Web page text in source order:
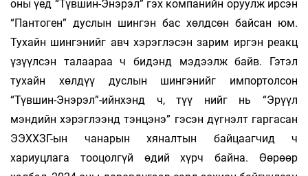
оны үед “Түвшин-Энэрэл” гэх компанийн оруулж ирсэн
“Пантоген” дуслын шингэн бас хөлдсөн байсан юм.
Тухайн шингэнийг авч хэрэглэсэн зарим иргэн реакц
үзүүлсэн талаараа ч бидэнд мэдээлж байв. Гэтэл
тухайн хөлдүү дуслын шингэнийг импортолсон
“Түвшин-Энэрэл”-ийнхэнд ч, түү­ нийг нь “Эрүүл
мэндийн хэрэглээнд тэнцэнэ” гэсэн дүгнэлт гаргасан
ЭЭХХЗГ-ын чанарын хяналтын байцаагчид ч
хариуцлага тооцолгүй өдий хүрч байна. Өөрөөр